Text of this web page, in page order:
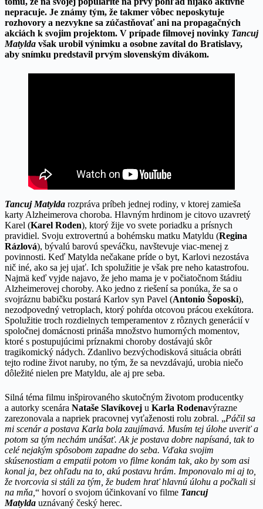
nepracuje. Je známy tým, že takmer vôbec neposkytuje
rozhovory a nezvykne sa zúčastňovať ani na propagačných
akciách k svojim projektom. V prípade filmovej novinky Tancuj
Matylda však urobil výnimku a osobne zavítal do Bratislavy,
aby snímku predstavil prvým slovenským divákom.
Tancuj Matylda rozpráva príbeh jednej rodiny, v ktorej zamieša
karty Alzheimerova choroba. Hlavným hrdinom je citovo uzavretý
Karel (Karel Roden), ktorý žije vo svete poriadku a prísnych
pravidiel. Svoju extrovertnú a bohémsku matku Matyldu (Regina
Rázlová), bývalú barovú speváčku, navštevuje viac-menej z
povinnosti. Keď Matylda nečakane príde o byt, Karlovi nezostáva
nič iné, ako sa jej ujať. Ich spolužitie je však pre neho katastrofou.
Najmä keď vyjde najavo, že jeho mama je v počiatočnom štádiu
Alzheimerovej choroby. Ako jedno z riešení sa ponúka, že sa o
svojráznu babičku postará Karlov syn Pavel (Antonio Šoposki),
nezodpovedný vetroplach, ktorý pohŕda otcovou prácou exekútora.
Spolužitie troch rozdielnych temperamentov z rôznych generácií v
spoločnej domácnosti prináša množstvo humorných momentov,
ktoré s postupujúcimi príznakmi choroby dostávajú skôr
tragikomický nádych. Zdanlivo bezvýchodisková situácia obráti
tejto rodine život naruby, no tým, že sa nevzdávajú, urobia niečo
dôležité nielen pre Matyldu, ale aj pre seba.
Silná téma filmu inšpirovaného skutočným životom producentky
a autorky scenára Nataše Slavíkovej u Karla Rodenavýrazne
zarezonovala a napriek pracovnej vyťaženosti rolu zobral. „Páčil sa
mi scenár a postava Karla bola zaujímavá. Musím tej úlohe uveriť a
potom sa tým nechám unášať. Ak je postava dobre napísaná, tak to
celé nejakým spôsobom zapadne do seba. Vďaka svojim
skúsenostiam a empatii potom vo filme konám tak, ako by som asi
konal ja, bez ohľadu na to, akú postavu hrám. Imponovalo mi aj to,
že tvorcovia si stáli za tým, že budem hrať hlavnú úlohu a počkali si
na mňa, “ hovorí o svojom účinkovaní vo filme Tancuj
Matylda uznávaný český herec.